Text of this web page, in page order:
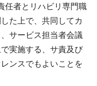
任者とリハビリ専門職
た上で、共同してカ
サービス担当者会議
実施する、サ責及び
ンスでもよいことを